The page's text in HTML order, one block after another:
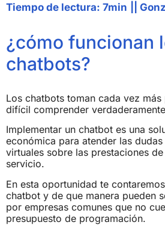
Tiempo de lectura: 7min
¿cómo funcionan
chatbots?
Los chatbots toman cada vez
difícil comprender verdaderamente
Implementar un chatbot es una
económica para atender las
virtuales sobre las prestaciones
servicio.
En esta oportunidad te
chatbot y de que manera pueden
por empresas comunes que no
presupuesto de programación.